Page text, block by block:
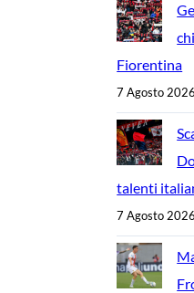
Fiorentina
7 Agosto 2026
talenti
7 Agosto 2026